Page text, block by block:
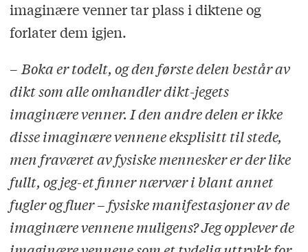
imaginære venner tar plass i diktene og
forlater dem igjen.
– Boka er todelt, og den første delen består av
dikt som alle omhandler dikt-jegets
imaginære venner. I den andre delen er ikke
disse imaginære vennene eksplisitt til stede,
men fraværet av fysiske mennesker er der like
fullt, og jeg-et finner nærvær i blant annet
fugler og fluer– fysiske manifestasjoner av de
imaginære vennene muligens? Jeg opplever de